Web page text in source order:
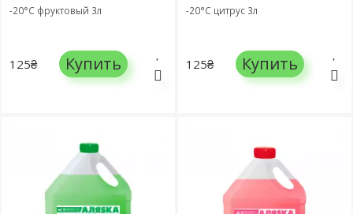
-20°C фруктовый 3л
125₴ Купить
-20°C цитрус 3л
125₴ Купить